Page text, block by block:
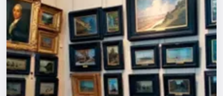
Экскурсии
События
Города
Площадки